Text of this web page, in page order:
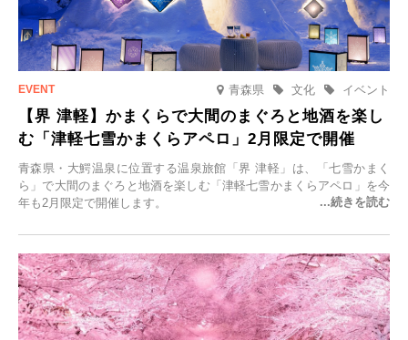
青森県 イベント
文化
【界 津軽】かまくらで大間のまぐろと地酒を楽し
む「津軽七雪かまくらアペロ」2月限定で開催
青森県・大鰐温泉に位置する温泉旅館「界 津軽」は、「七雪かまく
ら」で大間のまぐろと地酒を楽しむ「津軽七雪かまくらアペロ」を今
年も2月限定で開催します。